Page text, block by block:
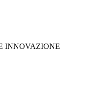
INNOVAZIONE